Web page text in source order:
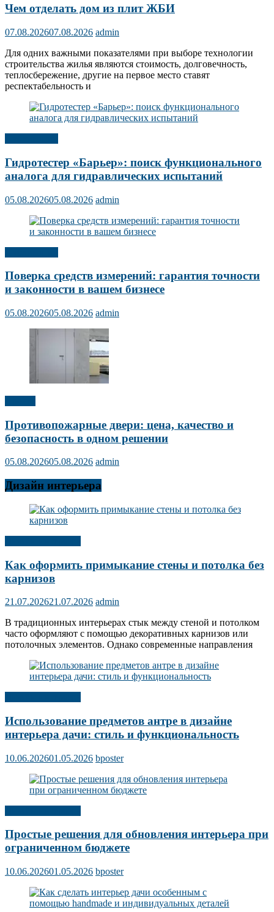
Чем отделать дом из плит ЖБИ
07.08.202607.08.2026 admin
Для одних важными показателями при выборе технологии
строительства жилья являются стоимость, долговечность,
теплосбережение, другие на первое место ставят
респектабельность и
Гидротестер «Барьер»: поиск функционального
аналога для гидравлических испытаний
05.08.202605.08.2026 admin
Поверка средств измерений: гарантия точности
и законности в вашем бизнесе
05.08.202605.08.2026 admin
Противопожарные двери: цена, качество и
безопасность в одном решении
05.08.202605.08.2026 admin
Дизайн интерьера
Как оформить примыкание стены и потолка без
карнизов
21.07.202621.07.2026 admin
В традиционных интерьерах стык между стеной и потолком
часто оформляют с помощью декоративных карнизов или
потолочных элементов. Однако современные направления
Использование предметов антре в дизайне
интерьера дачи: стиль и функциональность
10.06.202601.05.2026 bposter
Простые решения для обновления интерьера при
ограниченном бюджете
10.06.202601.05.2026 bposter